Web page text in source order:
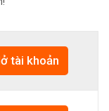
tài khoản